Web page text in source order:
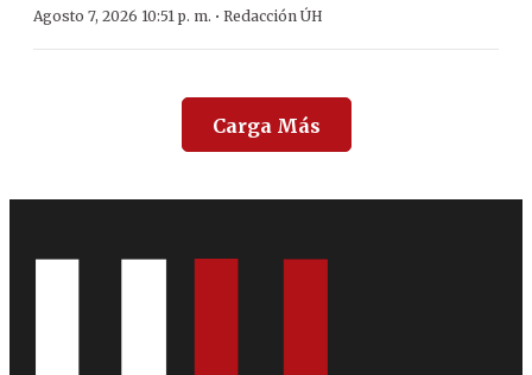
Agosto 7, 2026 10:51 p. m. · Redacción ÚH
Carga Más